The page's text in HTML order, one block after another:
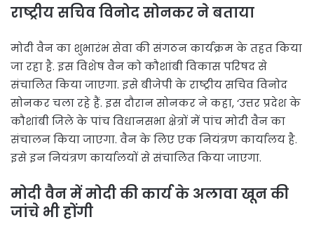
राष्ट्रीय सचिव विनोद सोनकर ने बताया
मोदी वैन का शुभारंभ सेवा की संगठन कार्यक्रम के तहत किया
जा रहा है. इस विशेष वैन को कौशांबी विकास परिषद से
संचालित किया जाएगा. इसे बीजेपी के राष्ट्रीय सचिव विनोद
सोनकर चला रहे हैं. इस दौरान सोनकर ने कहा, ‘उत्तर प्रदेश के
कौशांबी जिले के पांच विधानसभा क्षेत्रों में पांच मोदी वैन का
संचालन किया जाएगा. वैन के लिए एक नियंत्रण कार्यालय है.
इसे इन नियंत्रण कार्यालयों से संचालित किया जाएगा.
मोदी वैन में मोदी की कार्य के अलावा खून की
जांचे भी होंगी